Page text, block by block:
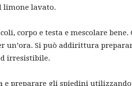
limone lavato.
corpo e testa e mescolare
un’ora. Si può addirittura
irresistibile.
e preparare gli spiedini